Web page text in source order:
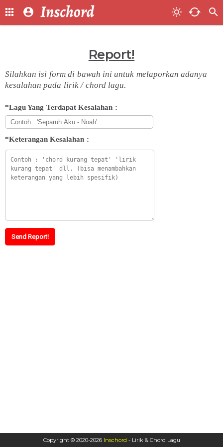
Report!
Silahkan isi form di bawah ini untuk melaporkan adanya
kesalahan pada lirik / chord lagu.
*Lagu Yang Terdapat Kesalahan :
*Keterangan Kesalahan :
Copyright © 2020-2026 Inschord - Lirik & Chord Lagu